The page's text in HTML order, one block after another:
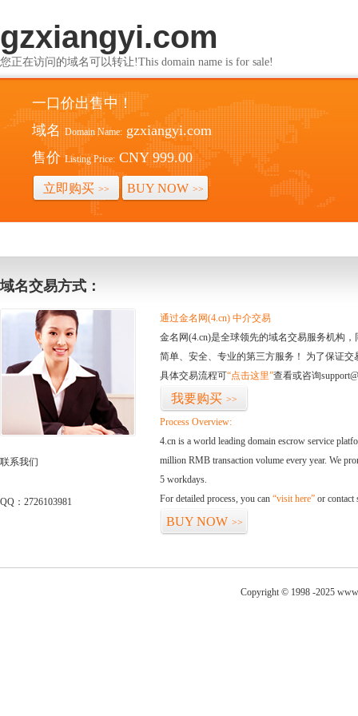
gzxiangyi.com
您正在访问的域名可以转让!This domain name is for sale!
一口价出售中！
域名 Domain Name: gzxiangyi.com
售价 Listing Price: CNY 999.00
立即购买 >> BUY NOW >>
域名交易方式：
联系我们
QQ：2726103981
通过金名网(4.cn) 中介交易
金名网(4.cn)是全球领先的域名交易服务机构
简单、安全、专业的第三方服务！ 为了保证
具体交易流程可“点击这里”查看或咨询
我要购买 >>
Process Overview:
4.cn is a world leading domain escrow service
million RMB transaction volume every year. We
5 workdays.
For detailed process, you can “visit here” or contact
BUY NOW >>
Copyright © 1998 -2025